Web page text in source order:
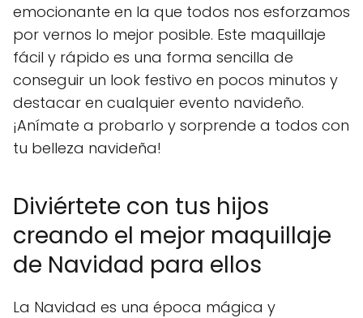
emocionante en la que todos nos esforzamos
por vernos lo mejor posible. Este maquillaje
fácil y rápido es una forma sencilla de
conseguir un look festivo en pocos minutos y
destacar en cualquier evento navideño.
¡Anímate a probarlo y sorprende a todos con
tu belleza navideña!
Diviértete con tus hijos
creando el mejor maquillaje
de Navidad para ellos
La Navidad es una época mágica y